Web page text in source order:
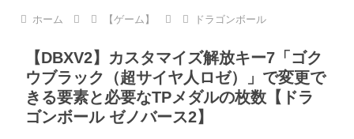
ホーム 【ゲーム】 ドラゴンボール
【DBXV2】カスタマイズ解放キー7「ゴク
ウブラック（超サイヤ人ロゼ）」で変更で
きる要素と必要なTPメダルの枚数【ドラ
ゴンボール ゼノバース2】